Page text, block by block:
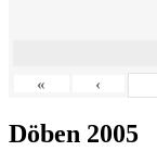
« ‹
Döben 2005